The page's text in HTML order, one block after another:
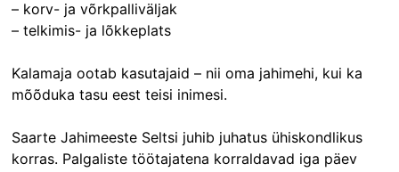
– korv- ja võrkpalliväljak
– telkimis- ja lõkkeplats
Kalamaja ootab kasutajaid – nii oma jahimehi, kui ka
mõõduka tasu eest teisi inimesi.
Saarte Jahimeeste Seltsi juhib juhatus ühiskondlikus
korras. Palgaliste töötajatena korraldavad iga päev